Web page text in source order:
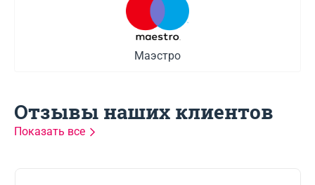
Маэстро
Отзывы наших клиентов
Показать все